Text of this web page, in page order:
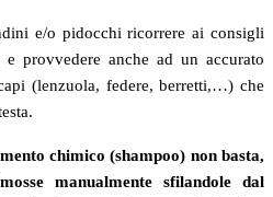
e/o pidocchi ricorrere ai consigli
provvedere anche ad un accurato
(lenzuola, federe, berretti,…) che
chimico (shampoo) non basta,
manualmente sfilandole dal